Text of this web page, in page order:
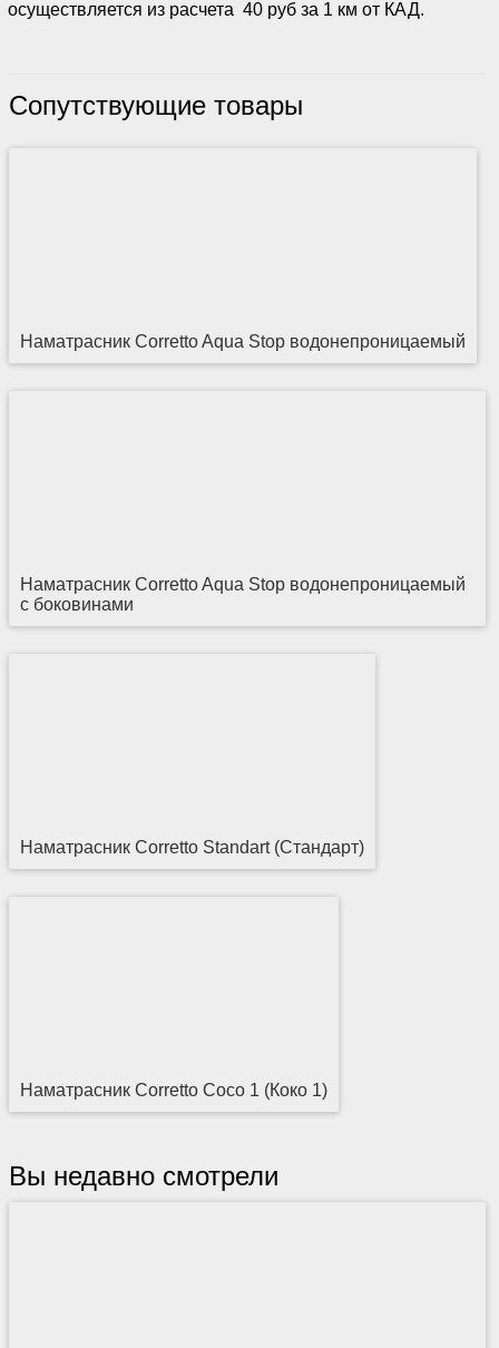
осуществляется из расчета 40 руб за 1 км от КАД.
Сопутствующие товары
Наматрасник Corretto Aqua Stop водонепроницаемый
Наматрасник Corretto Aqua Stop водонепроницаемый
с боковинами
Наматрасник Corretto Standart (Стандарт)
Наматрасник Corretto Coco 1 (Коко 1)
Вы недавно смотрели